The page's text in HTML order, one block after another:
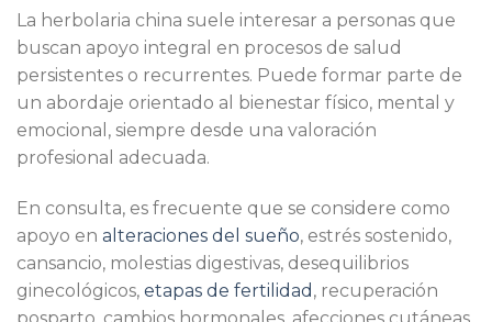
La herbolaria china suele interesar a personas que
buscan apoyo integral en procesos de salud
persistentes o recurrentes. Puede formar parte de
un abordaje orientado al bienestar físico, mental y
emocional, siempre desde una valoración
profesional adecuada.
En consulta, es frecuente que se considere como
apoyo en alteraciones del sueño, estrés sostenido,
cansancio, molestias digestivas, desequilibrios
ginecológicos, etapas de fertilidad , recuperación